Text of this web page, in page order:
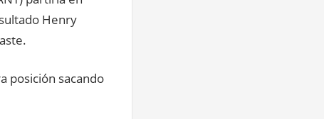
Henry
posición sacando